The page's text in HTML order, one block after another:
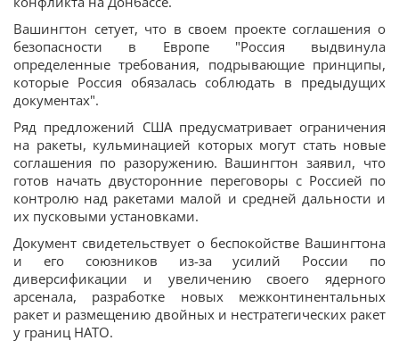
Вашингтон сетует, что в своем проекте соглашения о
безопасности в Европе "Россия выдвинула
определенные требования, подрывающие принципы,
которые Россия обязалась соблюдать в предыдущих
документах".
Ряд предложений США предусматривает ограничения
на ракеты, кульминацией которых могут стать новые
соглашения по разоружению. Вашингтон заявил, что
готов начать двусторонние переговоры с Россией по
контролю над ракетами малой и средней дальности и
их пусковыми установками.
Документ свидетельствует о беспокойстве Вашингтона
и его союзников из-за усилий России по
диверсификации и увеличению своего ядерного
арсенала, разработке новых межконтинентальных
ракет и размещению двойных и нестратегических ракет
у границ НАТО.